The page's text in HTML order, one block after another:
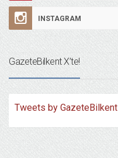
INSTAGRAM
GazeteBilkent X’te!
Tweets by GazeteBilkent